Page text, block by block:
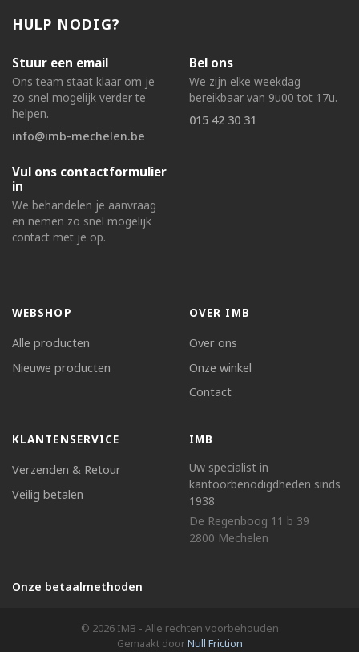
HULP NODIG?
Stuur een email
Ons team staat klaar om je
zo snel mogelijk verder te
helpen.
info@imb-mechelen.be
Bel ons
We zijn elke weekdag
bereikbaar van 9u00 tot 17u.
015 42 30 31
Vul ons contactformulier
in
We behandelen je aanvraag
en nemen zo snel mogelijk
contact met je op.
WEBSHOP
Alle producten
Nieuwe producten
OVER IMB
Over ons
Onze winkel
Contact
KLANTENSERVICE
Verzenden & Retour
Veilig betalen
IMB
Uw specialist in
kantoorbenodigdheden sinds
1938
De Regenboog 11 b 39
2800 Mechelen
Onze betaalmethoden
© 2026 IMB - Alle rechten voorbehouden
Gemaakt doorNull Friction